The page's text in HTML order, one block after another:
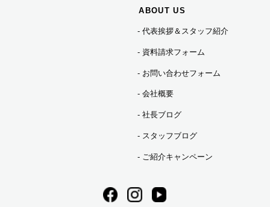
ABOUT US
代表挨拶＆スタッフ紹介
資料請求フォーム
お問い合わせフォーム
会社概要
社長ブログ
スタッフブログ
ご紹介キャンペーン